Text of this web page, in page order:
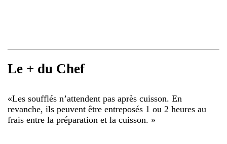
Le + du Chef
«Les soufflés n’attendent pas après cuisson. En
revanche, ils peuvent être entreposés 1 ou 2 heures au
frais entre la préparation et la cuisson. »